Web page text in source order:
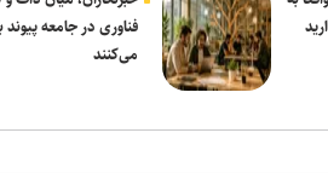
فناوری در جامعه پیوند
می‌کنند